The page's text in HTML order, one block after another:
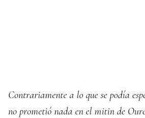
Contrariamente a lo que se podía
no prometió nada en el mitin de